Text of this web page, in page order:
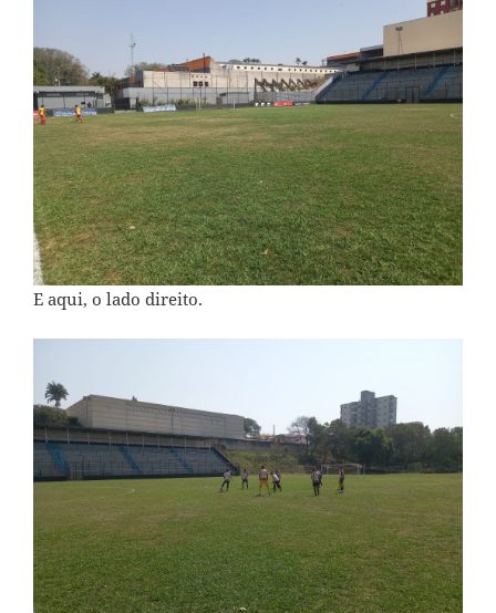
E aqui, o lado direito.